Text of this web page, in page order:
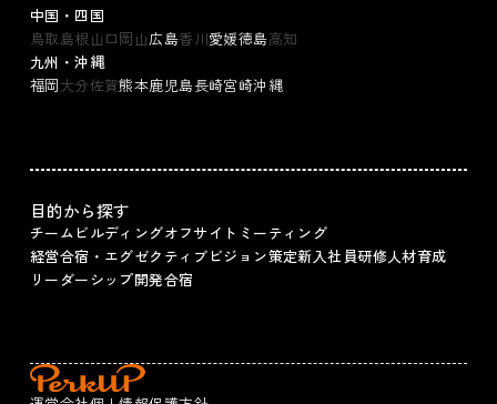
中国・四国
鳥取島根 山口岡山広島香川愛媛徳島高知
九州・沖縄
福岡大分佐賀熊本鹿児島長崎宮崎沖縄
目的から探す
チームビルディングオフサイトミーティング
経営合宿・エグゼクティブ ビジョン策定新入社員研修人材育成
リーダーシップ開発合宿